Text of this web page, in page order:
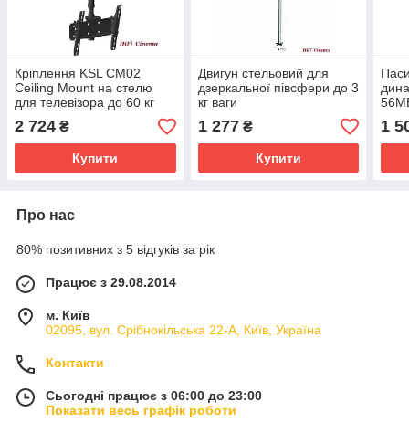
Кріплення KSL CM02
Ceiling Mount на стелю
для телевізора до 60 кг
2 724 ₴
Купити
Двигун стельовий для
дзеркальної півсфери до 3
кг ваги
1 277₴
Купити
1
Про нас
80% позитивних з 5 відгуків за рік
Працює з 29.08.2014
м. Київ
02095, вул. Срібнокільська 22-А, Київ, Україна
Контакти
Сьогодні працює з 06:00 до 23:00
Показати весь графік роботи